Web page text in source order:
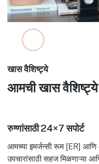
खास वैशिष्ट्ये
आमची खास वैशिष्ट्ये
रुग्णांसाठी 24×7 सपोर्ट
आमच्या इमर्जन्सी रूम [ER]
उपचारांसाठी सहज मिळणाऱ्या